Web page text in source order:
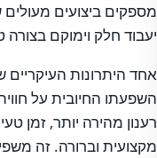
מספקים ביצועים
יעבוד חלק וימוקם
אחד היתרונות העיקריים
השפעתו החיובית על
רענון מהירה יותר, זמן
מקצועית וברורה. זה